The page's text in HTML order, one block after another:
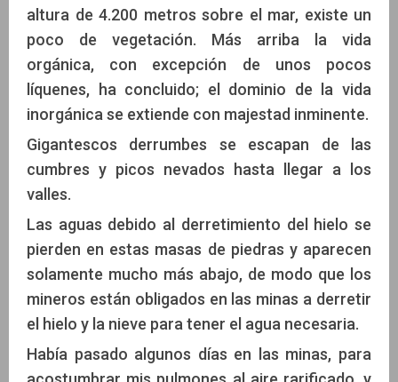
altura de 4.200 metros sobre el mar, existe un
poco de vegetación. Más arriba la vida
orgánica, con excepción de unos pocos
líquenes, ha concluido; el dominio de la vida
inorgánica se extiende con majestad inminente.
Gigantescos derrumbes se escapan de las
cumbres y picos nevados hasta llegar a los
valles.
Las aguas debido al derretimiento del hielo se
pierden en estas masas de piedras y aparecen
solamente mucho más abajo, de modo que los
mineros están obligados en las minas a derretir
el hielo y la nieve para tener el agua necesaria.
Había pasado algunos días en las minas, para